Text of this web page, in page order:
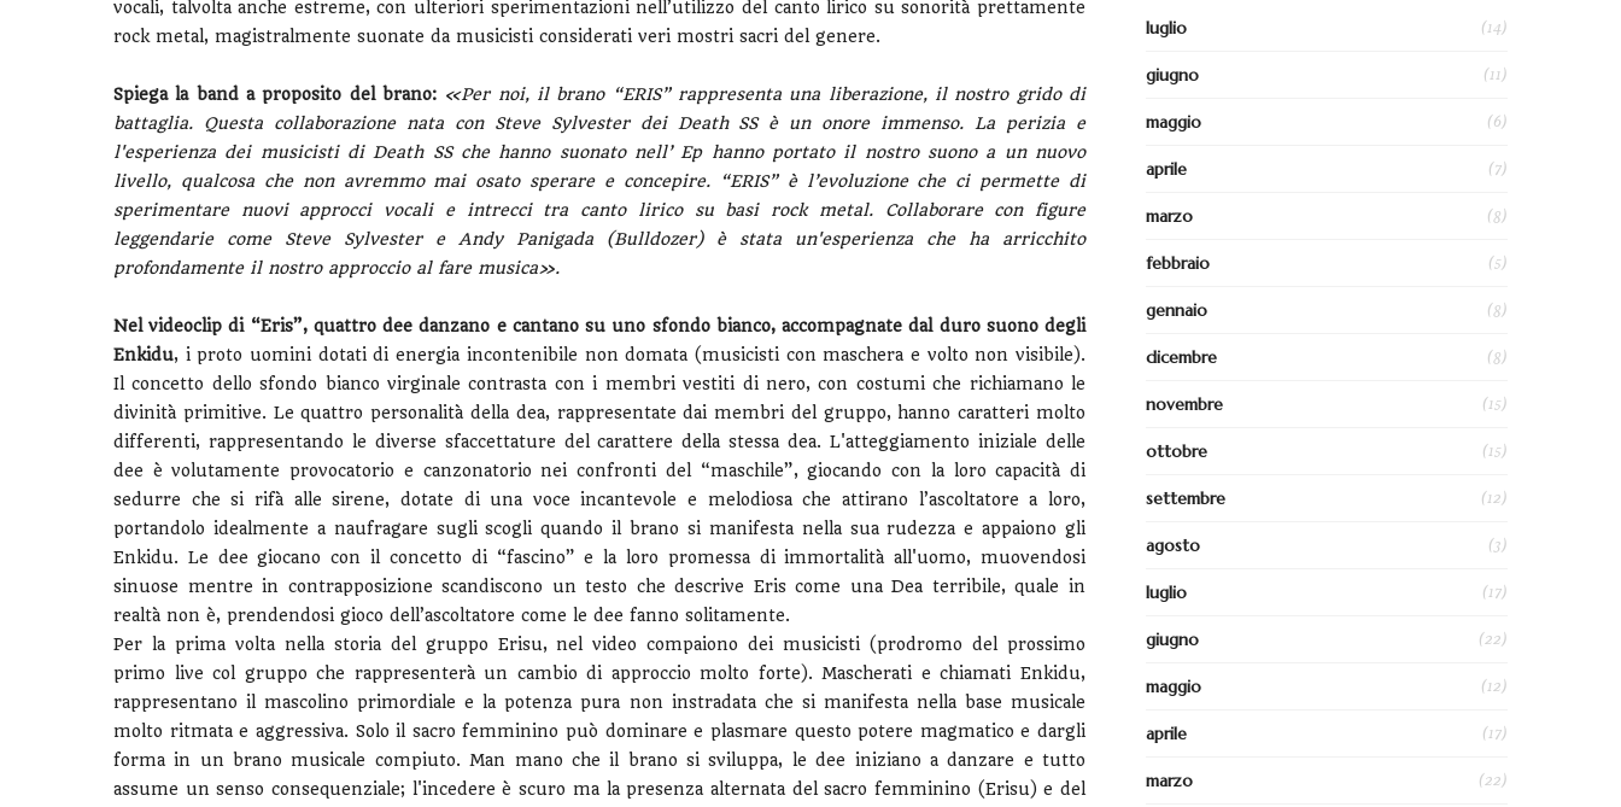
vocali, talvolta anche estreme, con ulteriori sperimentazioni nell’utilizzo del canto lirico su sonorità prettamente
rock metal, magistralmente suonate da musicisti considerati veri mostri sacri del genere.
Spiega la band a proposito del brano: «Per noi, il brano “ERIS” rappresenta una liberazione, il nostro grido di
battaglia. Questa collaborazione nata con Steve Sylvester dei Death SS è un onore immenso. La perizia e
l'esperienza dei musicisti di Death SS che hanno suonato nell’ Ep hanno portato il nostro suono a un nuovo
livello, qualcosa che non avremmo mai osato sperare e concepire. “ERIS” è l’evoluzione che ci permette di
sperimentare nuovi approcci vocali e intrecci tra canto lirico su basi rock metal. Collaborare con figure
leggendarie come Steve Sylvester e Andy Panigada (Bulldozer) è stata un'esperienza che ha arricchito
profondamente il nostro approccio al fare musica».
Nel videoclip di “Eris”, quattro dee danzano e cantano su uno sfondo bianco, accompagnate dal duro suono degli
Enkidu, i proto uomini dotati di energia incontenibile non domata (musicisti con maschera e volto non visibile).
Il concetto dello sfondo bianco virginale contrasta con i membri vestiti di nero, con costumi che richiamano le
divinità primitive. Le quattro personalità della dea, rappresentate dai membri del gruppo, hanno caratteri molto
differenti, rappresentando le diverse sfaccettature del carattere della stessa dea. L'atteggiamento iniziale delle
dee è volutamente provocatorio e canzonatorio nei confronti del “maschile”, giocando con la loro capacità di
sedurre che si rifà alle sirene, dotate di una voce incantevole e melodiosa che attirano l’ascoltatore a loro,
portandolo idealmente a naufragare sugli scogli quando il brano si manifesta nella sua rudezza e appaiono gli
Enkidu. Le dee giocano con il concetto di “fascino” e la loro promessa di immortalità all'uomo, muovendosi
sinuose mentre in contrapposizione scandiscono un testo che descrive Eris come una Dea terribile, quale in
realtà non è, prendendosi gioco dell’ascoltatore come le dee fanno solitamente.
Per la prima volta nella storia del gruppo Erisu, nel video compaiono dei musicisti (prodromo del prossimo
primo live col gruppo che rappresenterà un cambio di approccio molto forte). Mascherati e chiamati Enkidu,
rappresentano il mascolino primordiale e la potenza pura non instradata che si manifesta nella base musicale
molto ritmata e aggressiva. Solo il sacro femminino può dominare e plasmare questo potere magmatico e dargli
forma in un brano musicale compiuto. Man mano che il brano si sviluppa, le dee iniziano a danzare e tutto
assume un senso consequenziale; l'incedere è scuro ma la presenza alternata del sacro femminino (Erisu) e del
luglio (14)
giugno (11)
maggio (6)
aprile (7)
marzo (8)
febbraio (5)
gennaio (8)
dicembre (8)
novembre (15)
ottobre (15)
settembre (12)
agosto (3)
luglio (17)
giugno (22)
maggio (12)
aprile (17)
marzo (22)